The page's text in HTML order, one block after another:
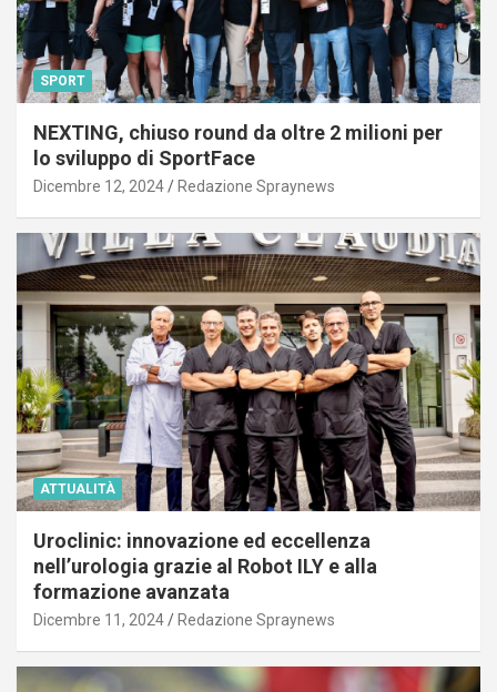
SPORT
NEXTING, chiuso round da oltre 2 milioni per
lo sviluppo di SportFace
Dicembre 12, 2024 Redazione Spraynews
ATTUALITÀ
Uroclinic: innovazione ed eccellenza
nell’urologia grazie al Robot ILY e alla
formazione avanzata
Dicembre 11, 2024 Redazione Spraynews